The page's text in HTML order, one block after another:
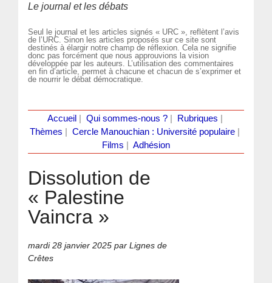
Le journal et les débats
Seul le journal et les articles signés « URC », reflètent l’avis
de l’URC. Sinon les articles proposés sur ce site sont
destinés à élargir notre champ de réflexion. Cela ne signifie
donc pas forcément que nous approuvions la vision
développée par les auteurs. L’utilisation des commentaires
en fin d’article, permet à chacune et chacun de s’exprimer et
de nourrir le débat démocratique.
Accueil Qui sommes-nous ?| Rubriques
Thèmes
Cercle Manouchian : Université populaire
Films
Adhésion
Dissolution de
« Palestine
Vaincra »
mardi 28 janvier 2025 par Lignes de
Crêtes